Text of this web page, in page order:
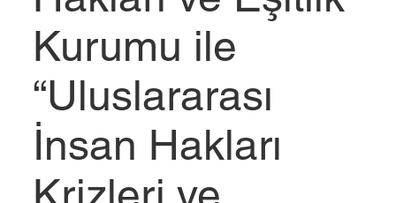
Kurumu ile
“Uluslararası
İnsan Hakları